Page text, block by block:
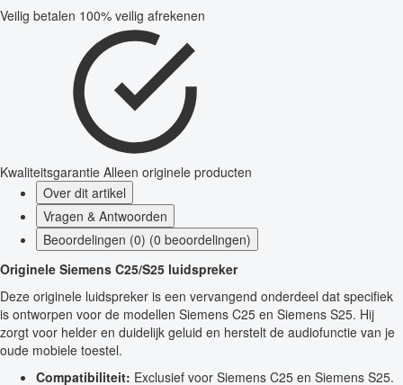
Veilig betalen 100% veilig afrekenen
Kwaliteitsgarantie Alleen originele producten
Over dit artikel
Vragen & Antwoorden
Beoordelingen (0) (0 beoordelingen)
Originele Siemens C25/S25 luidspreker
Deze originele luidspreker is een vervangend onderdeel dat specifiek
is ontworpen voor de modellen Siemens C25 en Siemens S25. Hij
zorgt voor helder en duidelijk geluid en herstelt de audiofunctie van je
oude mobiele toestel.
Compatibiliteit: Exclusief voor Siemens C25 en Siemens S25.